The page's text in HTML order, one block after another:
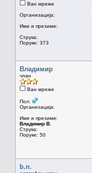
Ван мреже
Организација:
Име и презиме:
Струка:
Поруке: 373
Владимир
члан
Ван мреже
Пол:
Организација:
Име и презиме:
Владимир В.
Струка:
Поруке: 50
b.n.